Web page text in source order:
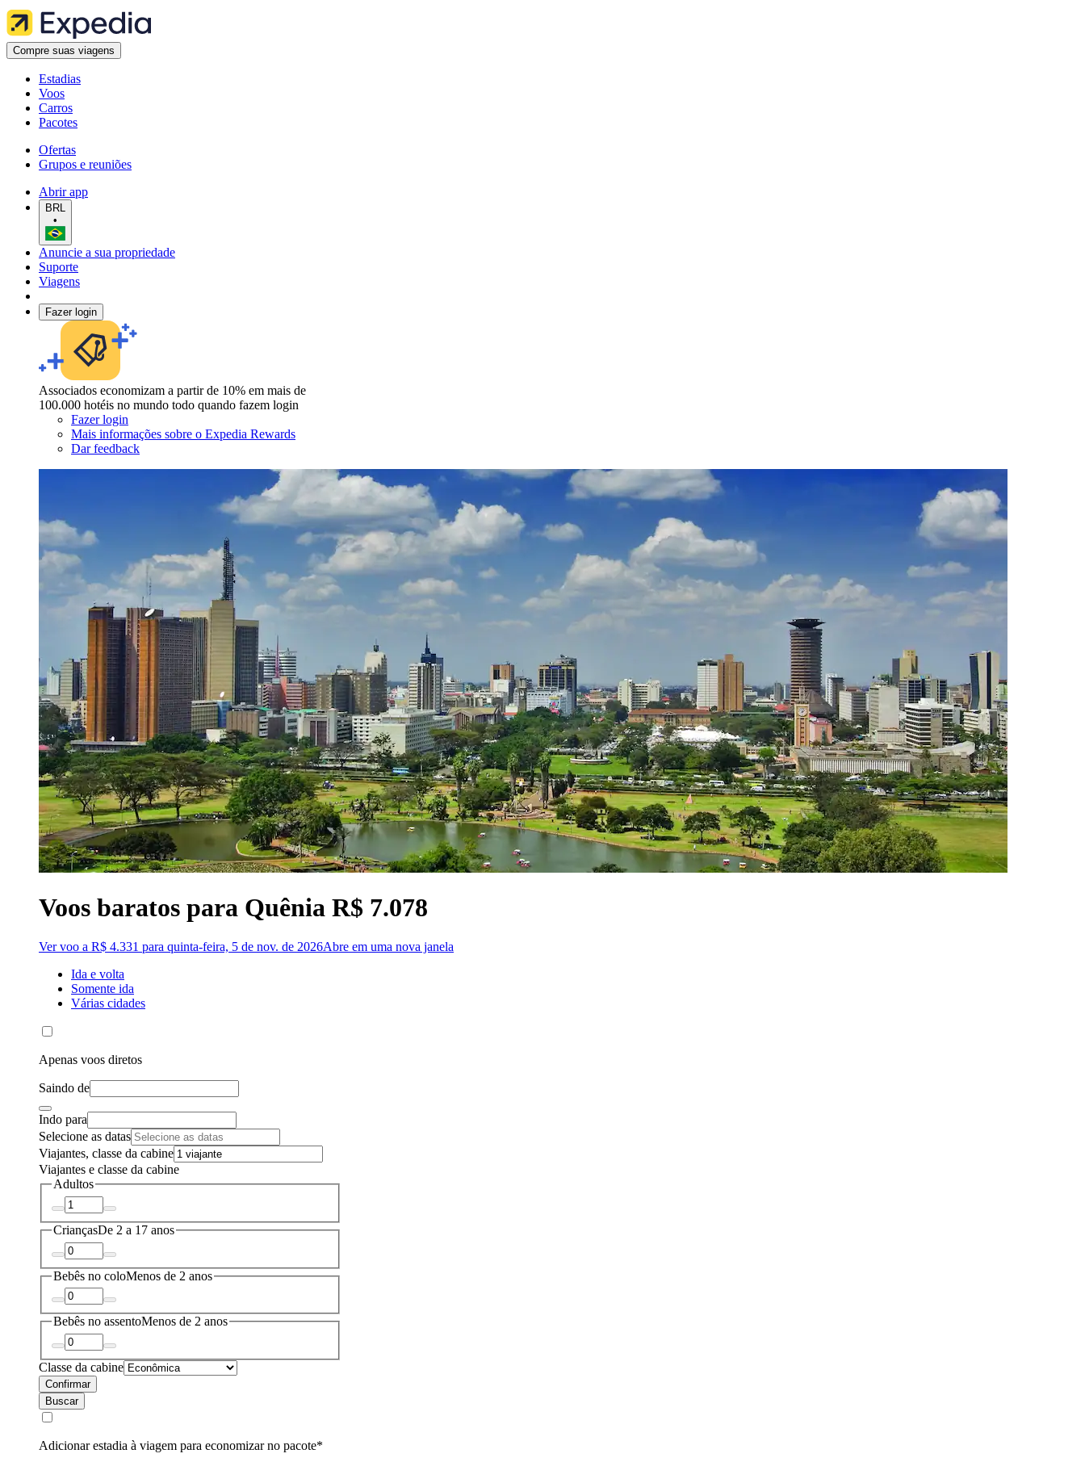
Compre suas viagens
Estadias
Voos
Carros
Pacotes
Ofertas
Grupos e reuniões
Abrir app
BRL
•
Anuncie a sua propriedade
Suporte
Viagens
Fazer login
Associados economizam a partir de 10% em mais de
100.000 hotéis no mundo todo quando fazem login
Fazer login
Mais informações sobre o Expedia Rewards
Dar feedback
Voos baratos para Quênia R$ 7.078
Ver voo a R$ 4.331 para quinta-feira, 5 de nov. de 2026Abre em uma nova janela
Ida e volta
Somente ida
Várias cidades
Apenas voos diretos
Saindo de
Indo para
Selecione as datas
Viajantes, classe da cabine
Viajantes e classe da cabine
Adultos
CriançasDe 2 a 17 anos
Bebês no coloMenos de 2 anos
Bebês no assentoMenos de 2 anos
Classe da cabine
Confirmar
Buscar
Adicionar estadia à viagem para economizar no pacote*